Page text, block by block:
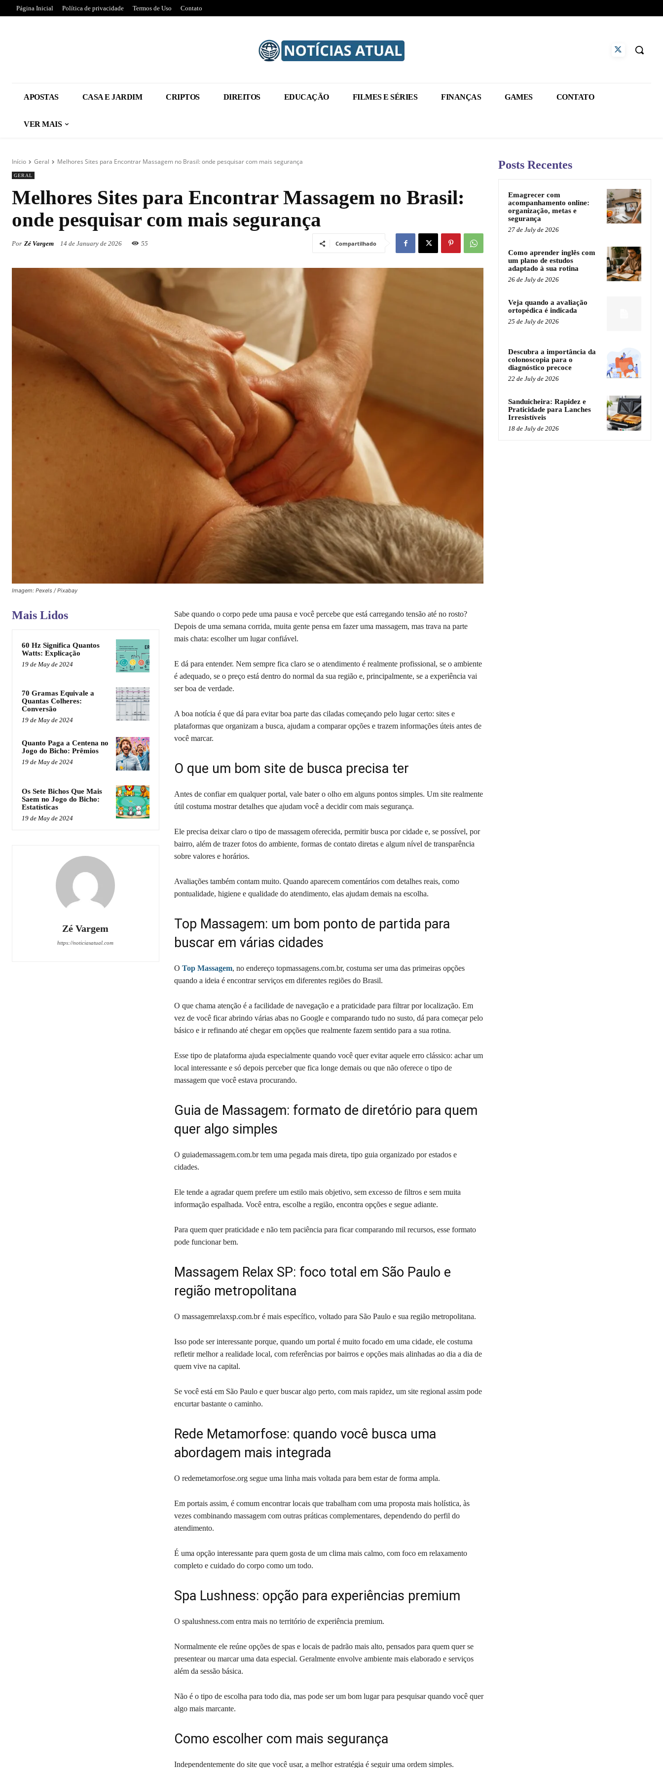
Página Inicial Política de privacidade Termos de Uso Contato
APOSTAS CASA E JARDIM CRIPTOS DIREITOS EDUCAÇÃO FILMES E SÉRIES FINANÇAS GAMES CONTATO
VER MAIS
Início Geral Melhores Sites para Encontrar Massagem no Brasil: onde pesquisar com mais segurança
GERAL
Melhores Sites para Encontrar Massagem no Brasil:
onde pesquisar com mais segurança
Por Zé Vargem 14 de January de 2026 55 Compartilhado
Imagem: Pexels / Pixabay
Mais Lidos
60 Hz Significa Quantos
Watts: Explicação
19 de May de 2024
70 Gramas Equivale a
Quantas Colheres:
Conversão
19 de May de 2024
Quanto Paga a Centena no
Jogo do Bicho: Prêmios
19 de May de 2024
Os Sete Bichos Que Mais
Saem no Jogo do Bicho:
Estatísticas
19 de May de 2024
Zé Vargem
https://noticiasatual.com
Sabe quando o corpo pede uma pausa e você percebe que está carregando tensão até no rosto?
Depois de uma semana corrida, muita gente pensa em fazer uma massagem, mas trava na parte
mais chata: escolher um lugar confiável.
E dá para entender. Nem sempre fica claro se o atendimento é realmente profissional, se o ambiente
é adequado, se o preço está dentro do normal da sua região e, principalmente, se a experiência vai
ser boa de verdade.
A boa notícia é que dá para evitar boa parte das ciladas começando pelo lugar certo: sites e
plataformas que organizam a busca, ajudam a comparar opções e trazem informações úteis antes de
você marcar.
O que um bom site de busca precisa ter
Antes de confiar em qualquer portal, vale bater o olho em alguns pontos simples. Um site realmente
útil costuma mostrar detalhes que ajudam você a decidir com mais segurança.
Ele precisa deixar claro o tipo de massagem oferecida, permitir busca por cidade e, se possível, por
bairro, além de trazer fotos do ambiente, formas de contato diretas e algum nível de transparência
sobre valores e horários.
Avaliações também contam muito. Quando aparecem comentários com detalhes reais, como
pontualidade, higiene e qualidade do atendimento, elas ajudam demais na escolha.
Top Massagem: um bom ponto de partida para
buscar em várias cidades
O Top Massagem, no endereço topmassagens.com.br, costuma ser uma das primeiras opções
quando a ideia é encontrar serviços em diferentes regiões do Brasil.
O que chama atenção é a facilidade de navegação e a praticidade para filtrar por localização. Em
vez de você ficar abrindo várias abas no Google e comparando tudo no susto, dá para começar pelo
básico e ir refinando até chegar em opções que realmente fazem sentido para a sua rotina.
Esse tipo de plataforma ajuda especialmente quando você quer evitar aquele erro clássico: achar um
local interessante e só depois perceber que fica longe demais ou que não oferece o tipo de
massagem que você estava procurando.
Guia de Massagem: formato de diretório para quem
quer algo simples
O guiademassagem.com.br tem uma pegada mais direta, tipo guia organizado por estados e
cidades.
Ele tende a agradar quem prefere um estilo mais objetivo, sem excesso de filtros e sem muita
informação espalhada. Você entra, escolhe a região, encontra opções e segue adiante.
Para quem quer praticidade e não tem paciência para ficar comparando mil recursos, esse formato
pode funcionar bem.
Massagem Relax SP: foco total em São Paulo e
região metropolitana
O massagemrelaxsp.com.br é mais específico, voltado para São Paulo e sua região metropolitana.
Isso pode ser interessante porque, quando um portal é muito focado em uma cidade, ele costuma
refletir melhor a realidade local, com referências por bairros e opções mais alinhadas ao dia a dia de
quem vive na capital.
Se você está em São Paulo e quer buscar algo perto, com mais rapidez, um site regional assim pode
encurtar bastante o caminho.
Rede Metamorfose: quando você busca uma
abordagem mais integrada
O redemetamorfose.org segue uma linha mais voltada para bem estar de forma ampla.
Em portais assim, é comum encontrar locais que trabalham com uma proposta mais holística, às
vezes combinando massagem com outras práticas complementares, dependendo do perfil do
atendimento.
É uma opção interessante para quem gosta de um clima mais calmo, com foco em relaxamento
completo e cuidado do corpo como um todo.
Spa Lushness: opção para experiências premium
O spalushness.com entra mais no território de experiência premium.
Normalmente ele reúne opções de spas e locais de padrão mais alto, pensados para quem quer se
presentear ou marcar uma data especial. Geralmente envolve ambiente mais elaborado e serviços
além da sessão básica.
Não é o tipo de escolha para todo dia, mas pode ser um bom lugar para pesquisar quando você quer
algo mais marcante.
Como escolher com mais segurança
Independentemente do site que você usar, a melhor estratégia é seguir uma ordem simples.
Posts Recentes
Emagrecer com
acompanhamento online:
organização, metas e
segurança
27 de July de 2026
Como aprender inglês com
um plano de estudos
adaptado à sua rotina
26 de July de 2026
Veja quando a avaliação
ortopédica é indicada
25 de July de 2026
Descubra a importância da
colonoscopia para o
diagnóstico precoce
22 de July de 2026
Sanduicheira: Rapidez e
Praticidade para Lanches
Irresistíveis
18 de July de 2026